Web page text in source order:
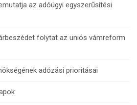
az adóügyi egyszerűsítési
folytat az uniós vámreform
adózási prioritásai